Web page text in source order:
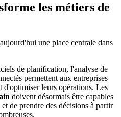
les métiers de
une place centrale dans
de planification, l'analyse de
permettent aux entreprises
d'optimiser leurs opérations. Les
doivent désormais être capables
de prendre des décisions à partir